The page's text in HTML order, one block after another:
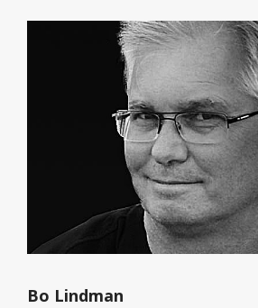
Bo Lindman